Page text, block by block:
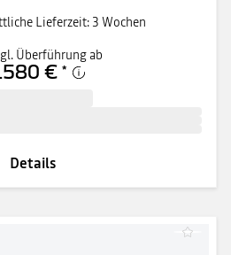
Lieferzeit: 3 Wochen
Überführung ab
€ *
Details